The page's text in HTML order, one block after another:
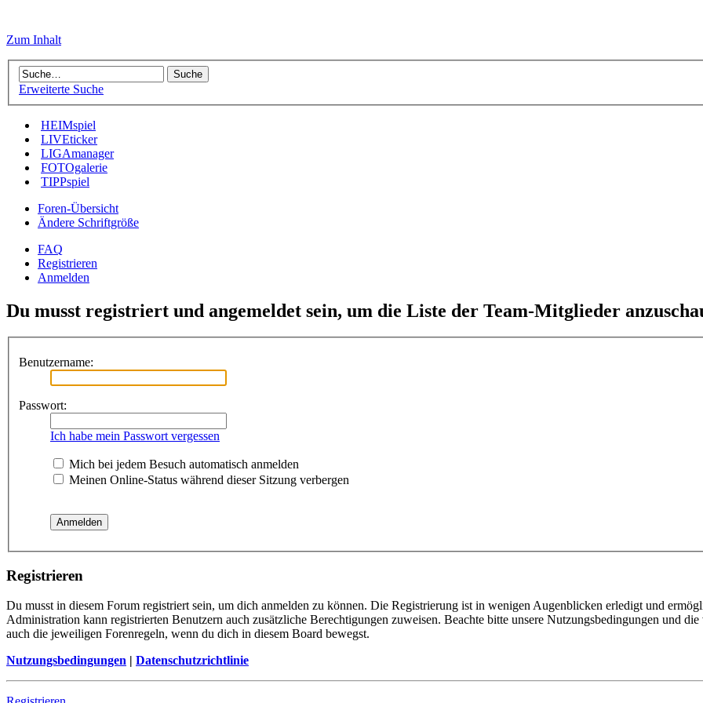
Zum Inhalt
Erweiterte Suche
HEIMspiel
LIVEticker
LIGAmanager
FOTOgalerie
TIPPspiel
Foren-Übersicht
Ändere Schriftgröße
FAQ
Registrieren
Anmelden
Du musst registriert und angemeldet sein, um die Liste der Team-Mitglieder
Benutzername:
Passwort:
Ich habe mein Passwort vergessen
Mich bei jedem Besuch automatisch anmelden
Meinen Online-Status während dieser Sitzung verbergen
Registrieren
Du musst in diesem Forum registriert sein, um dich anmelden zu können. Die Registrierung ist in wenigen Augenblicken erledigt und
Administration kann registrierten Benutzern auch zusätzliche Berechtigungen zuweisen. Beachte bitte unsere Nutzungsbedingungen und
auch die jeweiligen Forenregeln, wenn du dich in diesem Board bewegst.
Nutzungsbedingungen | Datenschutzrichtlinie